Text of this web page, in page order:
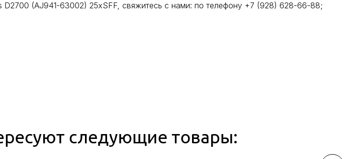
D2700 (AJ941-63002) 25xSFF, свяжитесь с нами: по телефону +7 (928) 628-66-88;
следующие товары: